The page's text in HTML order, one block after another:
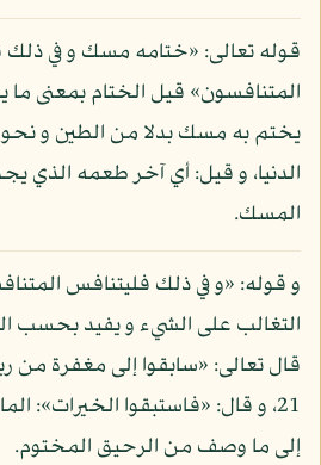
قوله تعالى: «ختامه مسك و في ذلك
المتنافسون» قيل الختام بمعنى ما
يختم به مسك بدلا من الطين و
الدنيا، و قيل: أي آخر طعمه الذي
المسك.
و قوله: «و في ذلك فليتنافس
التغالب على الشيء و يفيد بحسب
قال تعالى: «سابقوا إلى مغفرة من
إلى ما وصف من الرحيق المختوم.